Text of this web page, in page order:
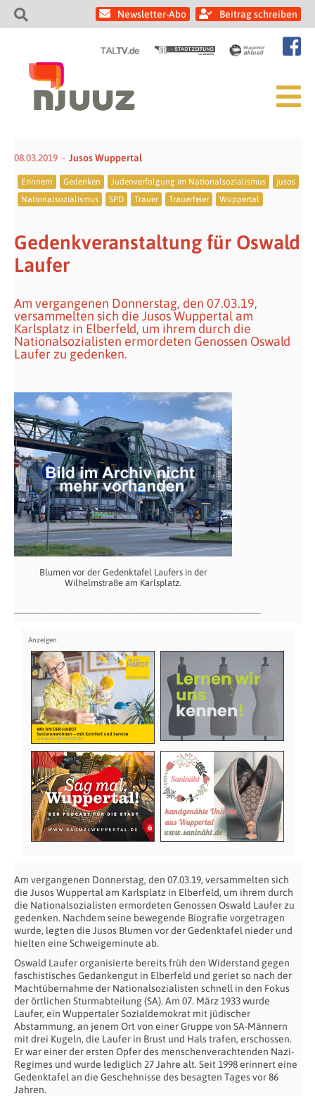
Newsletter-Abo Beitrag schreiben
08.03.2019 Jusos Wuppertal
Erinnern Gedenken Judenverfolgung im Nationalsozialismus
jusos
Nationalsozialismus
SPD Trauer Trauerfeier Wuppertal
Gedenkveranstaltung für Oswald
Laufer
Am vergangenen Donnerstag, den 07.03.19,
versammelten sich die Jusos Wuppertal am
Karlsplatz in Elberfeld, um ihrem durch die
Nationalsozialisten ermordeten Genossen Oswald
Laufer zu gedenken.
Blumen vor der Gedenktafel Laufers in der
Wilhelmstraße am Karlsplatz.
Am vergangenen Donnerstag, den 07.03.19, versammelten sich
die Jusos Wuppertal am Karlsplatz in Elberfeld, um ihrem durch
die Nationalsozialisten ermordeten Genossen Oswald Laufer zu
gedenken. Nachdem seine bewegende Biografie vorgetragen
wurde, legten die Jusos Blumen vor der Gedenktafel nieder und
hielten eine Schweigeminute ab.
Oswald Laufer organisierte bereits früh den Widerstand gegen
faschistisches Gedankengut in Elberfeld und geriet so nach der
Machtübernahme der Nationalsozialisten schnell in den Fokus
der örtlichen Sturmabteilung (SA). Am 07. März 1933 wurde
Laufer, ein Wuppertaler Sozialdemokrat mit jüdischer
Abstammung, an jenem Ort von einer Gruppe von SA-Männern
mit drei Kugeln, die Laufer in Brust und Hals trafen, erschossen.
Er war einer der ersten Opfer des menschenverachtenden Nazi-
Regimes und wurde lediglich 27 Jahre alt. Seit 1998 erinnert eine
Gedenktafel an die Geschehnisse des besagten Tages vor 86
Jahren.